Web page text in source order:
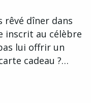
dîner dans
inscrit au célèbre
lui offrir un
cadeau ?…